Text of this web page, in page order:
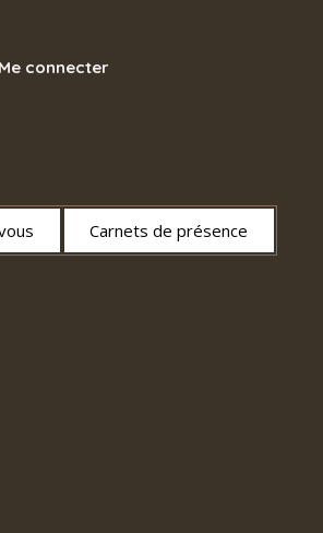
Me connecter
Carnets de présence